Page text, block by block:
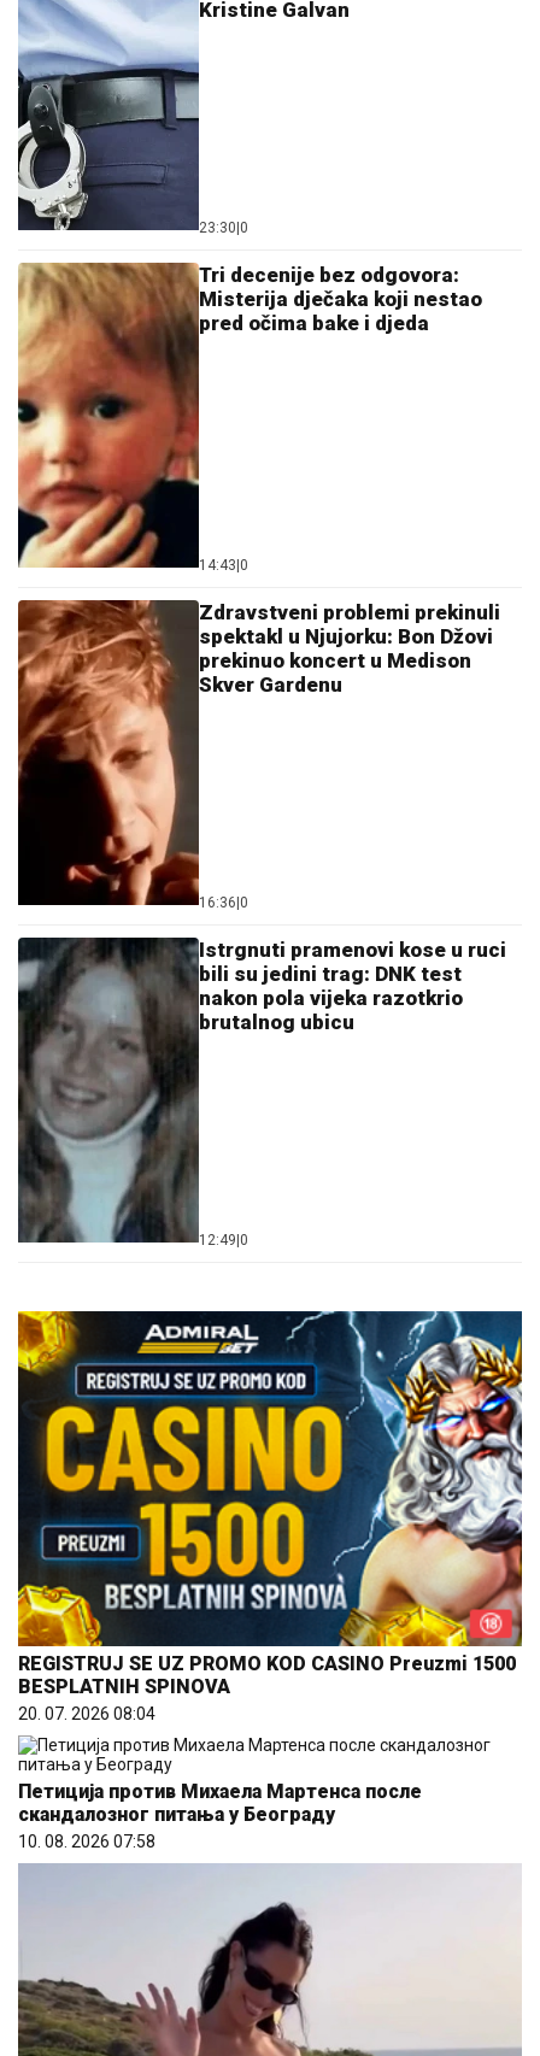
Kristine Galvan
23:30|0
Tri decenije bez odgovora:
Misterija dječaka koji nestao
pred očima bake i djeda
14:43|0
Zdravstveni problemi prekinuli
spektakl u Njujorku: Bon Džovi
prekinuo koncert u Medison
Skver Gardenu
16:36|0
Istrgnuti pramenovi kose u ruci
bili su jedini trag: DNK test
nakon pola vijeka razotkrio
brutalnog ubicu
12:49|0
REGISTRUJ SE UZ PROMO KOD CASINO Preuzmi 1500
BESPLATNIH SPINOVA
20. 07. 2026 08:04
Петиција против Михаела Мартенса после
скандалозног питања у Београду
10. 08. 2026 07:58